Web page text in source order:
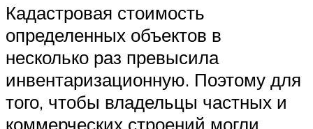
Кадастровая стоимость
определенных объектов в
несколько раз превысила
инвентаризационную. Поэтому для
того, чтобы владельцы частных и
коммерческих строений могли